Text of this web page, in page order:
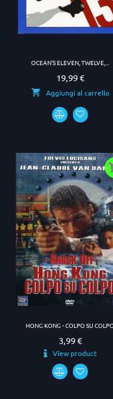
OCEAN'S ELEVEN, TWELVE,...
Prezzo
19,99 €
Aggiungi al carrello
HONG KONG - COLPO SU
Prezzo
3,99 €
View product